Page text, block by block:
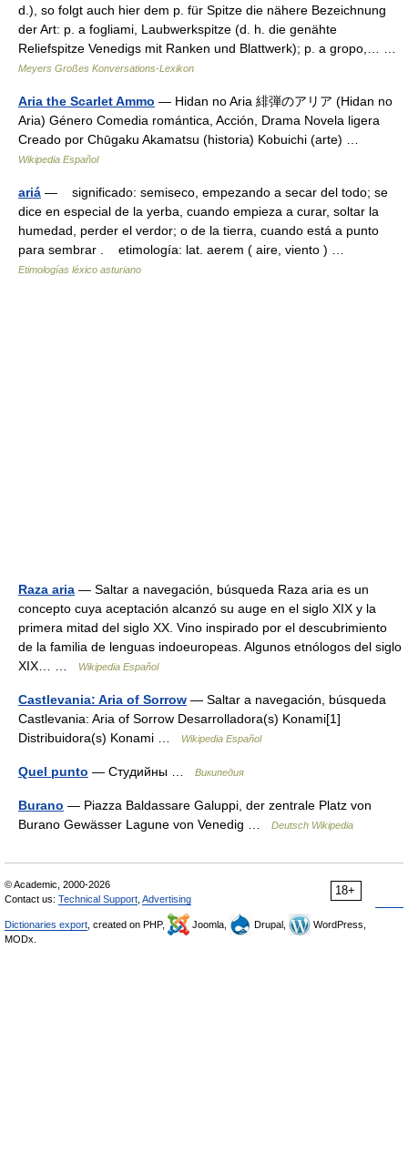
d.), so folgt auch hier dem p. für Spitze die nähere Bezeichnung
der Art: p. a fogliami, Laubwerkspitze (d. h. die genähte
Reliefspitze Venedigs mit Ranken und Blattwerk); p. a gropo,… …
Meyers Großes Konversations-Lexikon
Aria the Scarlet Ammo — Hidan no Aria 緋弾のアリア (Hidan no
Aria) Género Comedia romántica, Acción, Drama Novela ligera
Creado por Chūgaku Akamatsu (historia) Kobuichi (arte) …
Wikipedia Español
ariá — significado: semiseco, empezando a secar del todo; se
dice en especial de la yerba, cuando empieza a curar, soltar la
humedad, perder el verdor; o de la tierra, cuando está a punto
para sembrar . etimología: lat. aerem ( aire, viento ) …
Etimologías léxico asturiano
Raza aria — Saltar a navegación, búsqueda Raza aria es un
concepto cuya aceptación alcanzó su auge en el siglo XIX y la
primera mitad del siglo XX. Vino inspirado por el descubrimiento
de la familia de lenguas indoeuropeas. Algunos etnólogos del siglo
XIX… …
Wikipedia Español
Castlevania: Aria of Sorrow — Saltar a navegación, búsqueda
Castlevania: Aria of Sorrow Desarrolladora(s) Konami[1]
Distribuidora(s) Konami …
Wikipedia Español
Quel punto — Студийны … Википедия
Burano — Piazza Baldassare Galuppi, der zentrale Platz von
Burano Gewässer Lagune von Venedig …
Deutsch Wikipedia
18+
© Academic, 2000-2026
Contact us: Technical Support Advertising
Dictionaries export , created on PHP, Joomla, Drupal,
WordPress,
MODx.